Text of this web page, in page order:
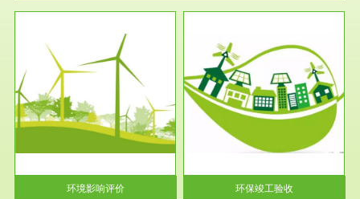
环境影响评价
服务范围
环保竣工验收
根据《建设项目环境保护管理条
例》第十七条 编制环境影响报
告书、...
环保竣工验收